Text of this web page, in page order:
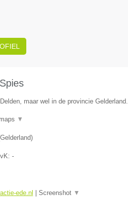
maar wel in de provincie Gelderland.
▼
Gelderland)
-
ede.nl Screenshot ▼